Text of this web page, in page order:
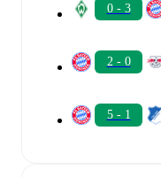
0 - 3
2 - 0
5 - 1